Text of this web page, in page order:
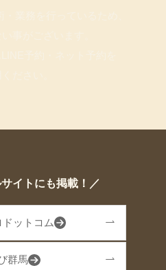
イトにも掲載！／
ドットコム
群馬